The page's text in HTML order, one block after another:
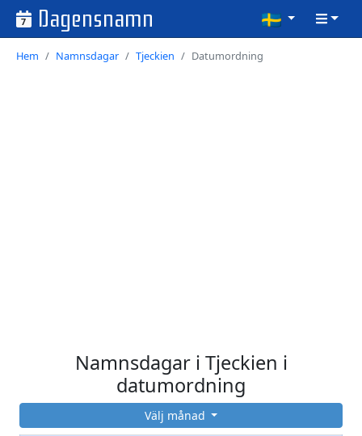
7 Dagensnamn
Hem Namnsdagar Tjeckien Datumordning
Namnsdagar i Tjeckien i
datumordning
Välj månad